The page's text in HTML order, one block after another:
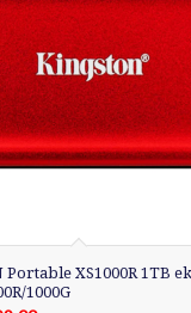
Portable XS1000R 1TB
1000G